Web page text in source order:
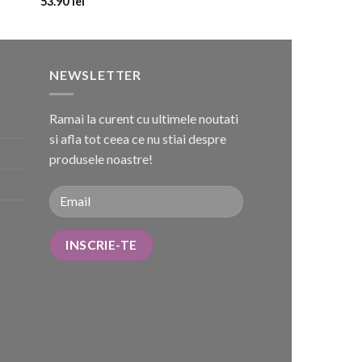
NEWSLETTER
Ramai la curent cu ultimele noutati
si afla tot ceea ce nu stiai despre
produsele noastre!